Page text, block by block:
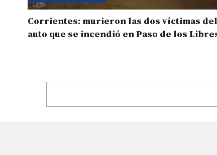
Corrientes: murieron las dos víctimas del
auto que se incendió en Paso de los